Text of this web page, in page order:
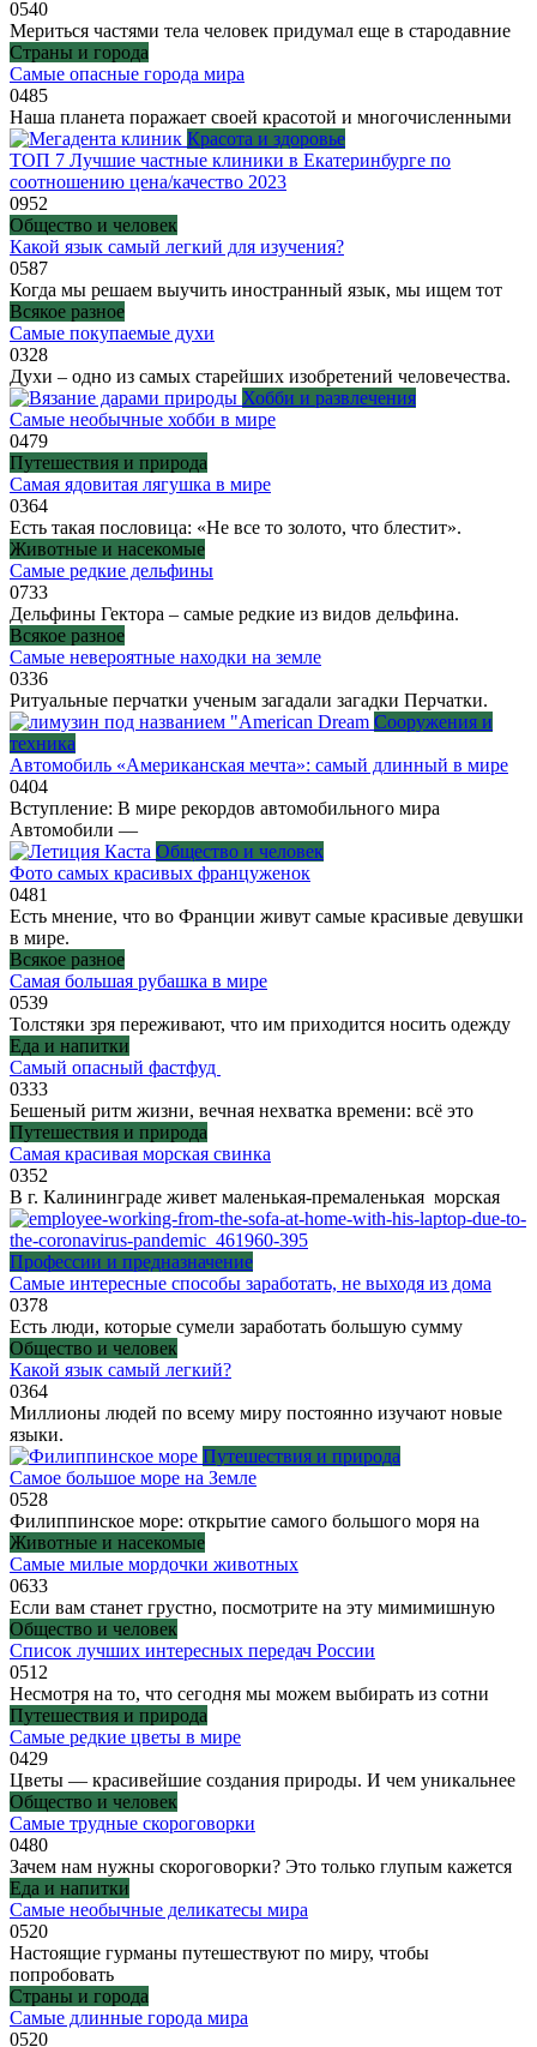
0540
Мериться частями тела человек придумал еще в стародавние
Страны и города
Самые опасные города мира
0485
Наша планета поражает своей красотой и многочисленными
Красота и здоровье
ТОП 7 Лучшие частные клиники в Екатеринбурге по
соотношению цена/качество 2023
0952
Общество и человек
Какой язык самый легкий для изучения?
0587
Когда мы решаем выучить иностранный язык, мы ищем тот
Всякое разное
Самые покупаемые духи
0328
Духи – одно из самых старейших изобретений человечества.
Хобби и развлечения
Самые необычные хобби в мире
0479
Путешествия и природа
Самая ядовитая лягушка в мире
0364
Есть такая пословица: «Не все то золото, что блестит».
Животные и насекомые
Самые редкие дельфины
0733
Дельфины Гектора – самые редкие из видов дельфина.
Всякое разное
Самые невероятные находки на земле
0336
Ритуальные перчатки ученым загадали загадки Перчатки.
Сооружения и
техника
Автомобиль «Американская мечта»: самый длинный в мире
0404
Вступление: В мире рекордов автомобильного мира
Автомобили —
Общество и человек
Фото самых красивых француженок
0481
Есть мнение, что во Франции живут самые красивые девушки
в мире.
Всякое разное
Самая большая рубашка в мире
0539
Толстяки зря переживают, что им приходится носить одежду
Еда и напитки
Самый опасный фастфуд
0333
Бешеный ритм жизни, вечная нехватка времени: всё это
Путешествия и природа
Самая красивая морская свинка
0352
В г. Калининграде живет маленькая-премаленькая морская
Профессии и предназначение
Самые интересные способы заработать, не выходя из дома
0378
Есть люди, которые сумели заработать большую сумму
Общество и человек
Какой язык самый легкий?
0364
Миллионы людей по всему миру постоянно изучают новые
языки.
Путешествия и природа
Самое большое море на Земле
0528
Филиппинское море: открытие самого большого моря на
Животные и насекомые
Самые милые мордочки животных
0633
Если вам станет грустно, посмотрите на эту мимимишную
Общество и человек
Список лучших интересных передач России
0512
Несмотря на то, что сегодня мы можем выбирать из сотни
Путешествия и природа
Самые редкие цветы в мире
0429
Цветы — красивейшие создания природы. И чем уникальнее
Общество и человек
Самые трудные скороговорки
0480
Зачем нам нужны скороговорки? Это только глупым кажется
Еда и напитки
Самые необычные деликатесы мира
0520
Настоящие гурманы путешествуют по миру, чтобы
попробовать
Страны и города
Самые длинные города мира
0520